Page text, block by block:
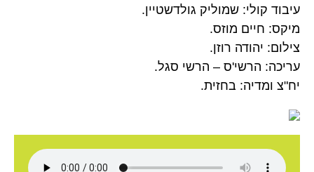
עיבוד קולי: שמוליק גולדשטיין.
מיקס: חיים מוזס.
צילום: יהודה רוזן.
עריכה: הרשי'ס – הרשי סגל.
יח"צ ומדיה: בחזית.